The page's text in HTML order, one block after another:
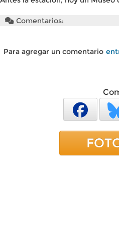
Comentarios:
Para agregar un comentario